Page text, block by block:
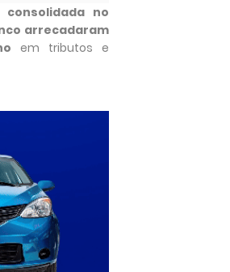
consolidada no
arrecadaram
em tributos e